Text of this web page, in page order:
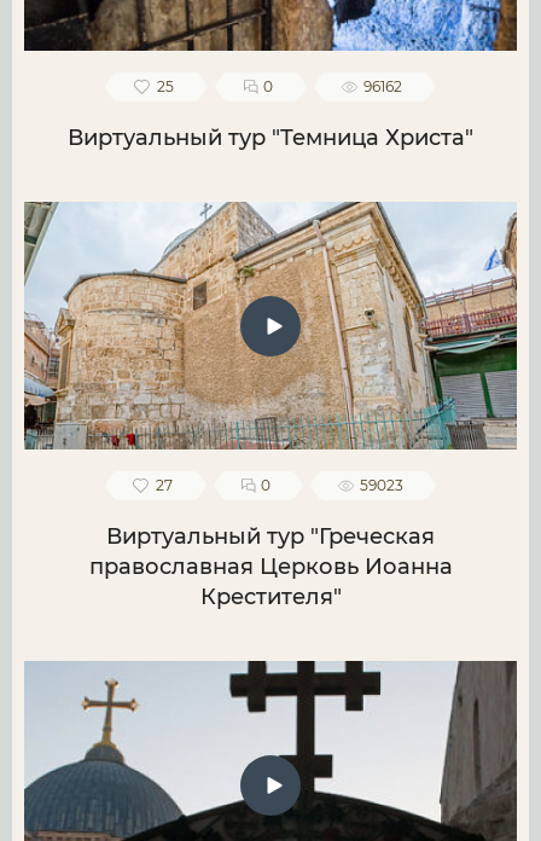
25 0 96162
Виртуальный тур "Темница Христа"
27 0 59023
Виртуальный тур "Греческая
православная Церковь Иоанна
Крестителя"